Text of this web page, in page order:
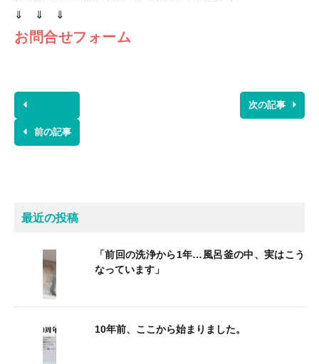
⇓ ⇓ ⇓
お問合せフォーム
前の記事
次の記事
最近の投稿
「前回の洗浄から1年…風呂釜の中、実はこう
なっています」
10年前、ここから始まりました。